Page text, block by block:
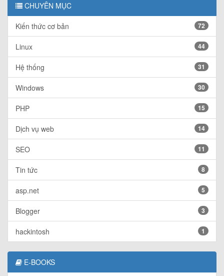
CHUYÊN MỤC
Kiến thức cơ bản 72
Linux 44
Hệ thống 31
Windows 30
PHP 15
Dịch vụ web 14
SEO 11
Tin tức 8
asp.net 5
Blogger 3
hackintosh 1
E-BOOKS